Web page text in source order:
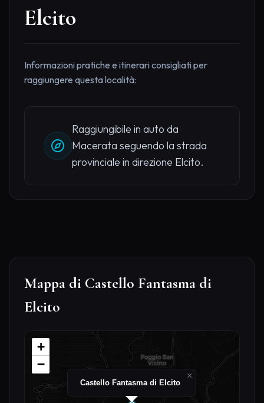
Elcito
Informazioni pratiche e itinerari consigliati per
raggiungere questa località:
Raggiungibile in auto da
Macerata seguendo la strada
provinciale in direzione Elcito.
Mappa di Castello Fantasma di
Elcito
Castello Fantasma di Elcito
×
+
−